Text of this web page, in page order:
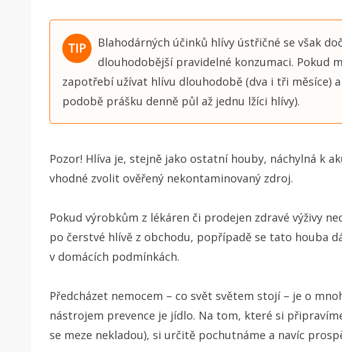
Blahodárných účinků hlívy ústřičné se však
dlouhodobější pravidelné konzumaci. Pokud
zapotřebí užívat hlívu dlouhodobě (dva i tři měsíce)
podobě prášku denně půl až jednu lžíci hlívy).
Pozor! Hlíva je, stejně jako ostatní houby, náchylná k
vhodné zvolit ověřený nekontaminovaný zdroj.
Pokud výrobkům z lékáren či prodejen zdravé výživy
po čerstvé hlívě z obchodu, popřípadě se tato houba
v domácích podmínkách.
Předcházet nemocem – co svět světem stojí – je o
nástrojem prevence je jídlo. Na tom, které si
se meze nekladou), si určitě pochutnáme a navíc